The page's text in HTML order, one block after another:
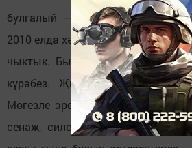
булгалый – гарасат кубып
2010 елда хәтәр корылык булды,
чыктык. Быелгы авыр хәлдән
күрәбез. Җитәрлек күләмдә
Мөгезле эре терлекләргә сусыл
сенаж, силосны базлап куйдык.